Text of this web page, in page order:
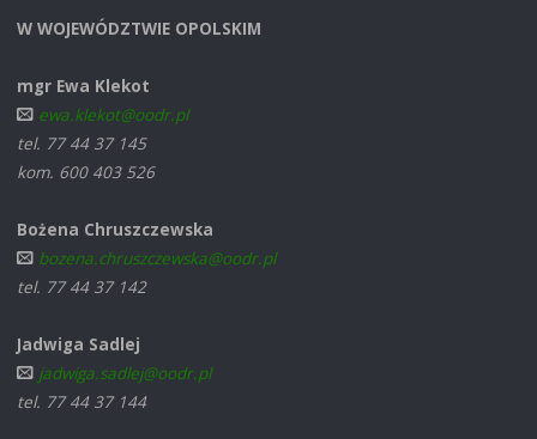
W WOJEWÓDZTWIE OPOLSKIM
mgr Ewa Klekot
ewa.klekot@oodr.pl
tel. 77 44 37 145
kom. 600 403 526
Bożena Chruszczewska
bozena.chruszczewska@oodr.pl
tel. 77 44 37 142
Jadwiga Sadlej
jadwiga.sadlej@oodr.pl
tel. 77 44 37 144